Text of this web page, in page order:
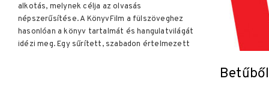
alkotás, melynek célja az olvasás
népszerűsítése. A KönyvFilm a fülszöveghez
hasonlóan a könyv tartalmát és hangulatvilágát
idézi meg. Egy sűrített, szabadon értelmezett